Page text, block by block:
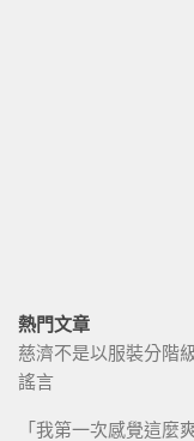
熱門文章
慈濟不是以服裝分階
謠言
「我第一次感覺這麼